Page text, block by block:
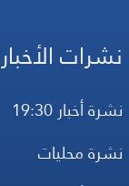
نشرات الأخبار
نشرة أخبار 19:30
نشرة محليات